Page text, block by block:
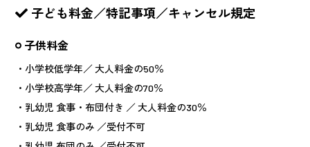
子ども料金／特記事項／キャンセル規定
子供料金
・小学校低学年／ 大人料金の50％
・小学校高学年／ 大人料金の70％
・乳幼児 食事・布団付き ／ 大人料金の30％
・乳幼児 食事のみ ／受付不可